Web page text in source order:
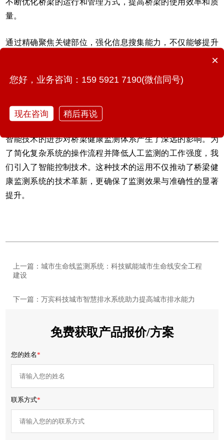
量。
通过精确聚焦关键部位，强化信息搜集能力，不仅能够提升
数据采集效率，而且能够优化硬件资源配置，确保关键节点
梁健康监测的实际需求。此外，通过科学合理地优化传感器
统的工作性能与构建质量奠定坚实基础。
智能技术的进步对桥梁健康监测体系产生了深远的影响。为
了简化复杂系统的操作流程并降低人工监测的工作强度，我
们引入了智能控制技术。这种技术的运用不仅推动了桥梁健
康监测系统的技术革新，更确保了监测效果与准确性的显著
提升。
上一篇：城市生命线监测系统：科技赋能城市生命线安全工程
建设
下一篇：万宾科技城市智慧排水系统助力提高城市排水能力
免费获取产品报价/方案
您的姓名*
联系方式*
×
您好，业务咨询：159 5921 7190(微信同号)
现在咨询 稍后再说